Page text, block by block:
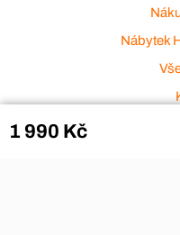
1 990 Kč
Nábytek